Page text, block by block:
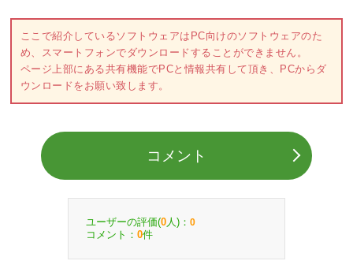
ここで紹介しているソフトウェアはPC向けのソフトウェアのた
め、スマートフォンでダウンロードすることができません。
ページ上部にある共有機能でPCと情報共有して頂き、PCからダ
ウンロードをお願い致します。
コメント
ユーザーの評価(0 人)： 0
コメント： 0件